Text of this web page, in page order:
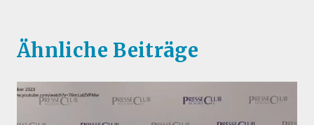
Ähnliche Beiträge